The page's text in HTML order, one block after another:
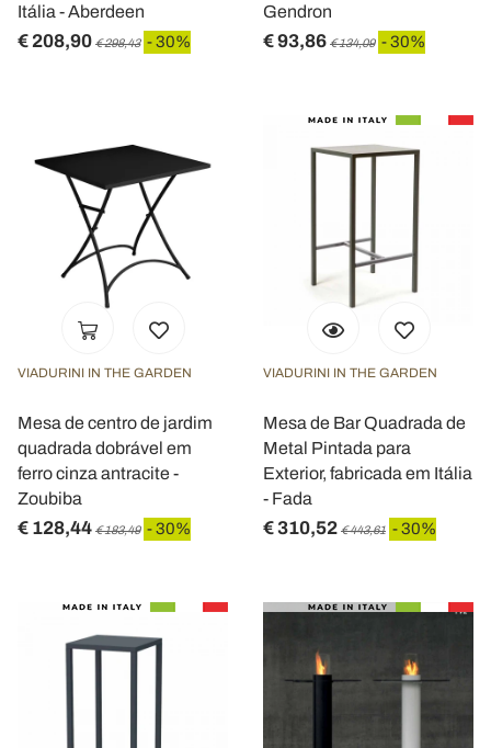
informazioni sul modo in cui utilizza il nostro sito con i
nostri partner che si occupano di analisi dei dati web,
raccolto dal suo utilizzo dei loro servizi.
Itália - Aberdeen
€ 208,90 € 298,43 - 30%
Gendron
€ 93,86 € 134,09 - 30%
VIADURINI IN THE GARDEN
Mesa de centro de jardim
quadrada dobrável em
ferro cinza antracite -
Zoubiba
€ 128,44 € 183,49 - 30%
VIADURINI IN THE GARDEN
Mesa de Bar Quadrada de
Metal Pintada para
Exterior, fabricada em Itália
- Fada
€ 310,52 € 443,61 - 30%